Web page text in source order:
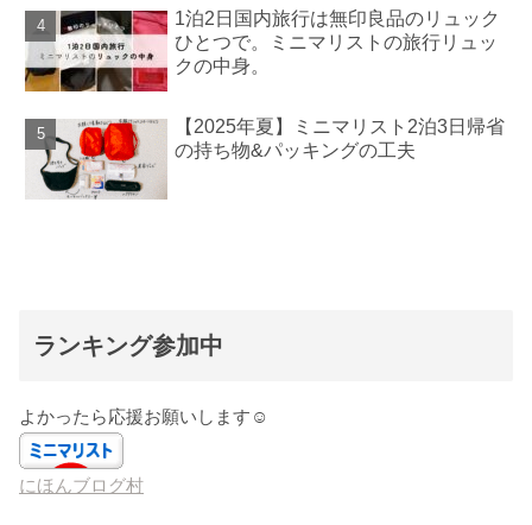
1泊2日国内旅行は無印良品のリュック
ひとつで。ミニマリストの旅行リュッ
クの中身。
【2025年夏】ミニマリスト2泊3日帰省
の持ち物&パッキングの工夫
ランキング参加中
よかったら応援お願いします☺️
にほんブログ村